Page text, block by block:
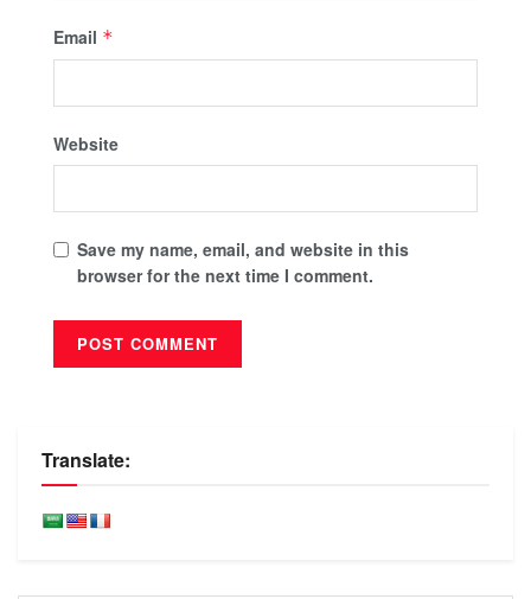
Email *
Website
Save my name, email, and website in this
browser for the next time I comment.
Translate: